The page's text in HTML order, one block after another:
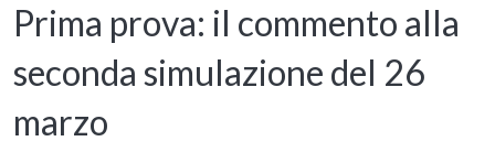
Prima prova: il commento alla
seconda simulazione del 26
marzo